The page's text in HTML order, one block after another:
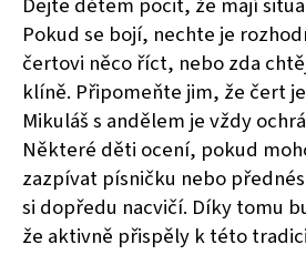
Pokud se bojí, nechte je
čertovi něco říct, nebo zda
klíně. Připomeňte jim, že čert
Mikuláš s andělem je vždy
Některé děti ocení, pokud
zazpívat písničku nebo
si dopředu nacvičí. Díky tomu
že aktivně přispěly k této